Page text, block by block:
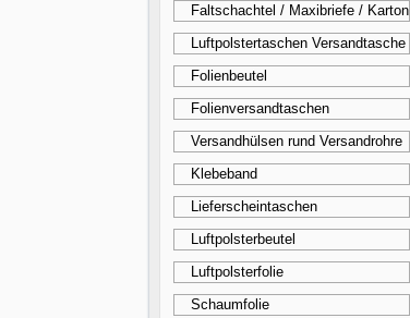
Faltschachtel / Maxibriefe / Karton
Luftpolstertaschen Versandtasche
Folienbeutel
Folienversandtaschen
Versandhülsen rund Versandrohre
Klebeband
Lieferscheintaschen
Luftpolsterbeutel
Luftpolsterfolie
Schaumfolie